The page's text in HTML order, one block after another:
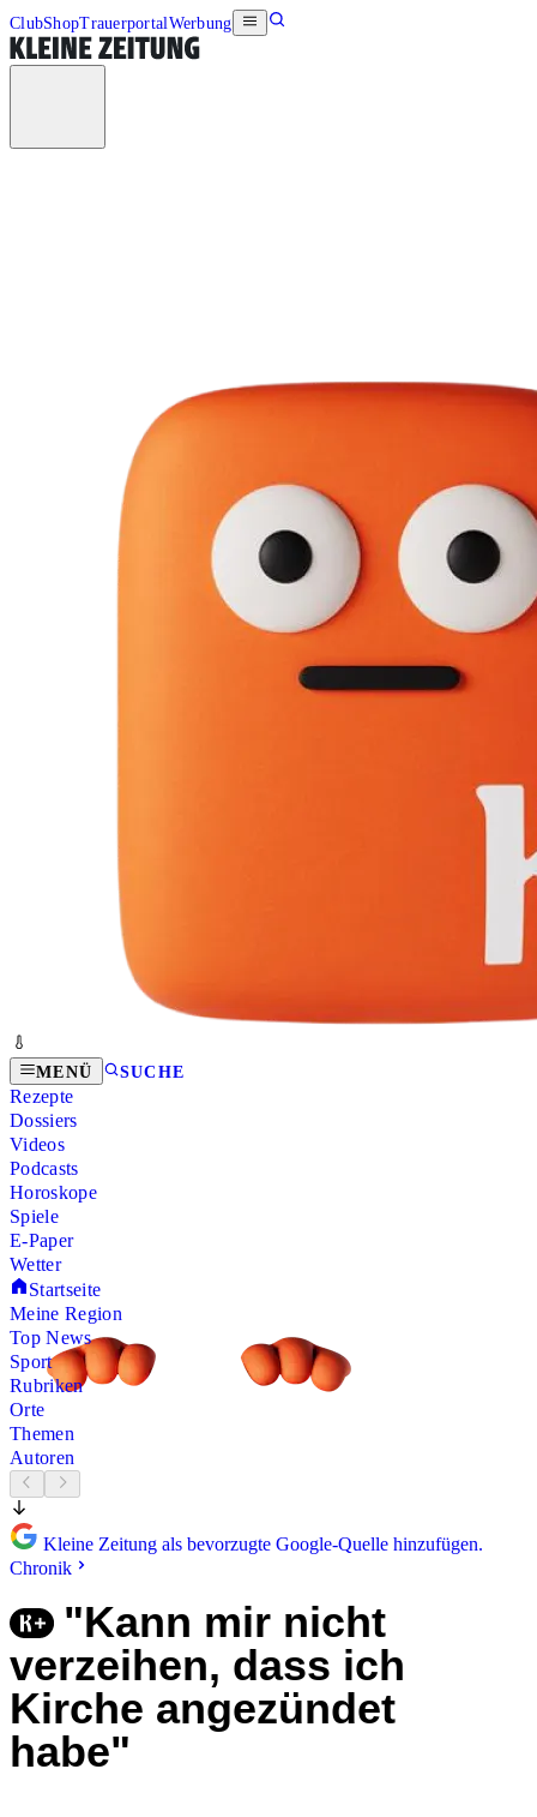
ClubShopTrauerportalWerbung
MENÜ SUCHE
Rezepte
Dossiers
Videos
Podcasts
Horoskope
Spiele
E-Paper
Wetter
Startseite
Meine Region
Top News
Sport
Rubriken
Orte
Themen
Autoren
Kleine Zeitung als bevorzugte Google-Quelle hinzufügen.
Chronik
"Kann mir nicht
verzeihen, dass ich
Kirche angezündet
habe"